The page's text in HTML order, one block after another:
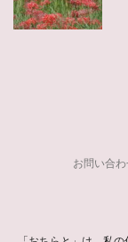
お問い合わ